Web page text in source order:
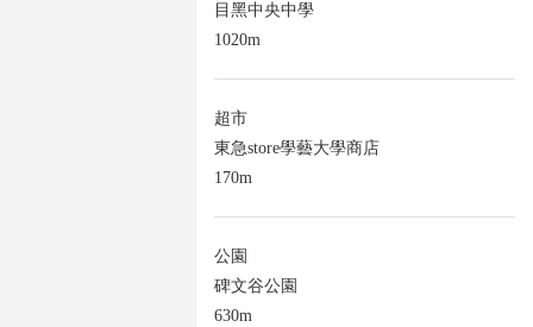
目黑中央中學
1020m
超市
東急store學藝大學商店
170m
公園
碑文谷公園
630m